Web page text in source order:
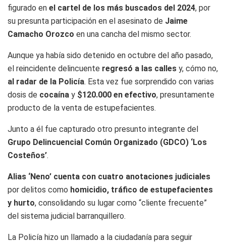
figurado en el cartel de los más buscados del 2024, por
su presunta participación en el asesinato de Jaime
Camacho Orozco en una cancha del mismo sector.
Aunque ya había sido detenido en octubre del año pasado,
el reincidente delincuente regresó a las calles y, cómo no,
al radar de la Policía. Esta vez fue sorprendido con varias
dosis de cocaína y $120.000 en efectivo, presuntamente
producto de la venta de estupefacientes.
Junto a él fue capturado otro presunto integrante del
Grupo Delincuencial Común Organizado (GDCO) ‘Los
Costeños’.
Alias ‘Neno’ cuenta con cuatro anotaciones judiciales
por delitos como homicidio, tráfico de estupefacientes
y hurto, consolidando su lugar como “cliente frecuente”
del sistema judicial barranquillero.
La Policía hizo un llamado a la ciudadanía para seguir